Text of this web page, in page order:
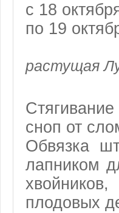
с 18
по 19
растущая
сноп от
Обвязка
лапником
плодовых